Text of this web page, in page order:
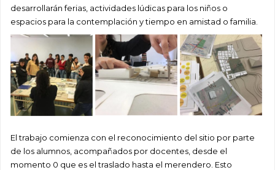
desarrollarán ferias, actividades lúdicas para los niños o
espacios para la contemplación y tiempo en amistad o familia.
El trabajo comienza con el reconocimiento del sitio por parte
de los alumnos, acompañados por docentes, desde el
momento 0 que es el traslado hasta el merendero. Esto